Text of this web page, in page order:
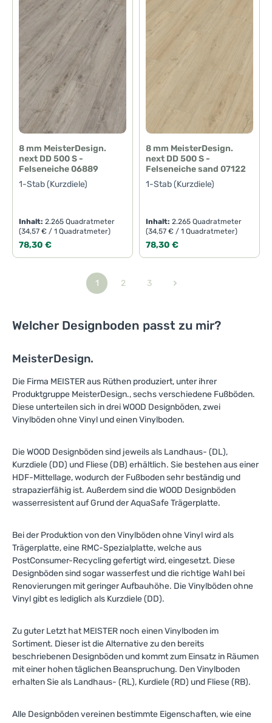
8 mm MeisterDesign.
next DD 500 S -
Felseneiche 06889
1-Stab (Kurzdiele)
Inhalt:2.265 Quadratmeter
(34,57 € / 1 Quadratmeter)
Regulärer Preis:
78,30 €
8 mm MeisterDesign.
next DD 500 S -
Felseneiche sand 07122
1-Stab (Kurzdiele)
Inhalt:2.265 Quadratmeter
(34,57 € / 1 Quadratmeter)
Regulärer Preis:
78,30 €
Seite
1
Seite
2
Seite
3
Welcher Designboden passt zu mir?
MeisterDesign.
Die Firma MEISTER aus Rüthen produziert, unter ihrer
Produktgruppe MeisterDesign., sechs verschiedene Fußböden.
Diese unterteilen sich in drei WOOD Designböden, zwei
Vinylböden ohne Vinyl und einen Vinylboden.
Die WOOD Designböden sind jeweils als Landhaus- (DL),
Kurzdiele (DD) und Fliese (DB) erhältlich. Sie bestehen aus einer
HDF-Mittellage, wodurch der Fußboden sehr beständig und
strapazierfähig ist. Außerdem sind die WOOD Designböden
wasserresistent auf Grund der AquaSafe Trägerplatte.
Bei der Produktion von den Vinylböden ohne Vinyl wird als
Trägerplatte, eine RMC-Spezialplatte, welche aus
PostConsumer-Recycling gefertigt wird, eingesetzt. Diese
Designböden sind sogar wasserfest und die richtige Wahl bei
Renovierungen mit geringer Aufbauhöhe. Die Vinylböden ohne
Vinyl gibt es lediglich als Kurzdiele (DD).
Zu guter Letzt hat MEISTER noch einen Vinylboden im
Sortiment. Dieser ist die Alternative zu den bereits
beschriebenen Designböden und kommt zum Einsatz in Räumen
mit einer hohen täglichen Beanspruchung. Den Vinylboden
erhalten Sie als Landhaus- (RL), Kurdiele (RD) und Fliese (RB).
Alle Designböden vereinen bestimmte Eigenschaften, wie eine